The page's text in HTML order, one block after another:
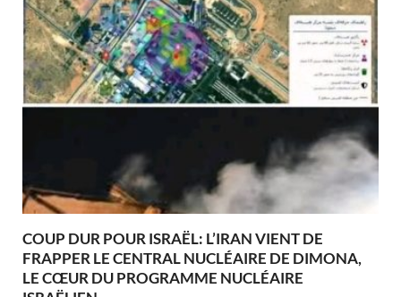
COUP DUR POUR ISRAËL: L’IRAN VIENT DE
FRAPPER LE CENTRAL NUCLÉAIRE DE DIMONA,
LE CŒUR DU PROGRAMME NUCLÉAIRE